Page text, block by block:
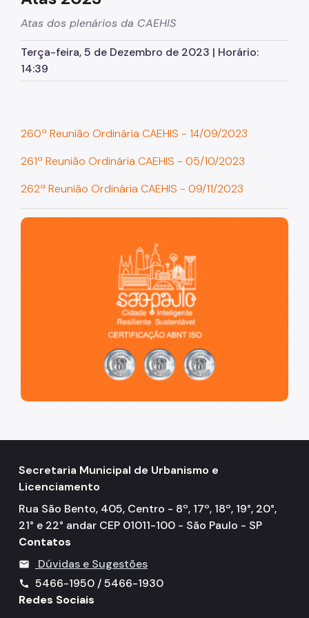
Planos Regionais
Demais Leis e Decretos
Urbanismo
Transferência do Direito de Construir - TDC
Função Social
Mapas e Dados Urbanos
Uso do Solo
Aprovação de Projetos
Portal de Licenciamento
Certificado de Acessibilidade
Segurança de uso das Edificações
Estação Rádio-Base
Elevadores
Locais de Reunião e Eventos
Atas dos plenários da CAEHIS
Terça-feira, 5 de Dezembro de 2023 | Horário:
14:39
260ª Reunião Ordinária CAEHIS - 14/09/2023
261ª Reunião Ordinária CAEHIS - 05/10/2023
262ª Reunião Ordinária CAEHIS - 09/11/2023
São Paulo, cidade inteligente, resiliente e sustentável
Secretaria Municipal de Urbanismo e
Licenciamento
Rua São Bento, 405, Centro - 8º, 17º, 18º, 19°, 20°,
21° e 22° andar CEP 01011-100 - São Paulo - SP
Contatos
mail Dúvidas e Sugestões
call
5466-1950 / 5466-1930
Redes Sociais